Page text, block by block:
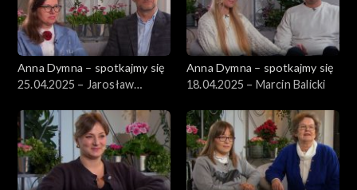
Anna Dymna – spotkajmy się
25.04.2025 – Jarosław
Anna Dymna – spotkajmy się
18.04.2025 – Marcin Balicki